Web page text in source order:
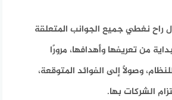
راح نغطي جميع الجوانب المتعلقة
بداية من تعريفها وأهدافها، مرورًا
وصولًا إلى الفوائد المتوقعة،
الشركات بها.